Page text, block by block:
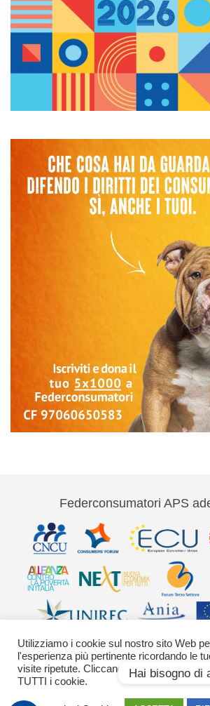
Federconsumatori APS
Via Palestro 11
Utilizziamo i cookie sul nostro sito Web
l'esperienza più pertinente ricordando le
visite ripetute. Cliccando su "Accetta"
TUTTI i cookie.
Hai bisogno di